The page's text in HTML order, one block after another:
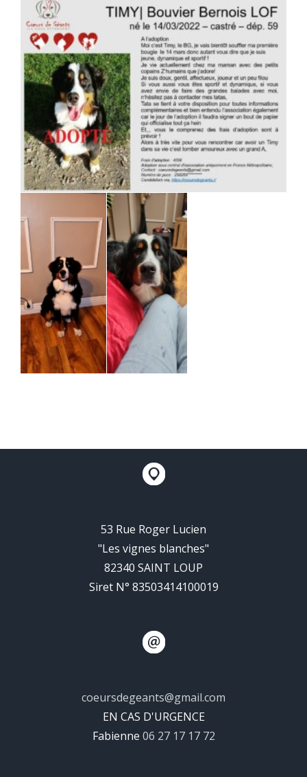
53 Rue Roger Lucien
"Les vignes blanches"
82340 SAINT LOUP
Siret N° 83503414100019
coeursdegeants@gmail.com
EN CAS D'URGENCE
Fabienne 06 27 17 17 72